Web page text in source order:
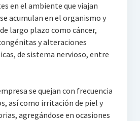
en el ambiente que viajan
acumulan en el organismo y
largo plazo como cáncer,
y alteraciones
de sistema nervioso, entre
se quejan con frecuencia
así como irritación de piel y
agregándose en ocasiones